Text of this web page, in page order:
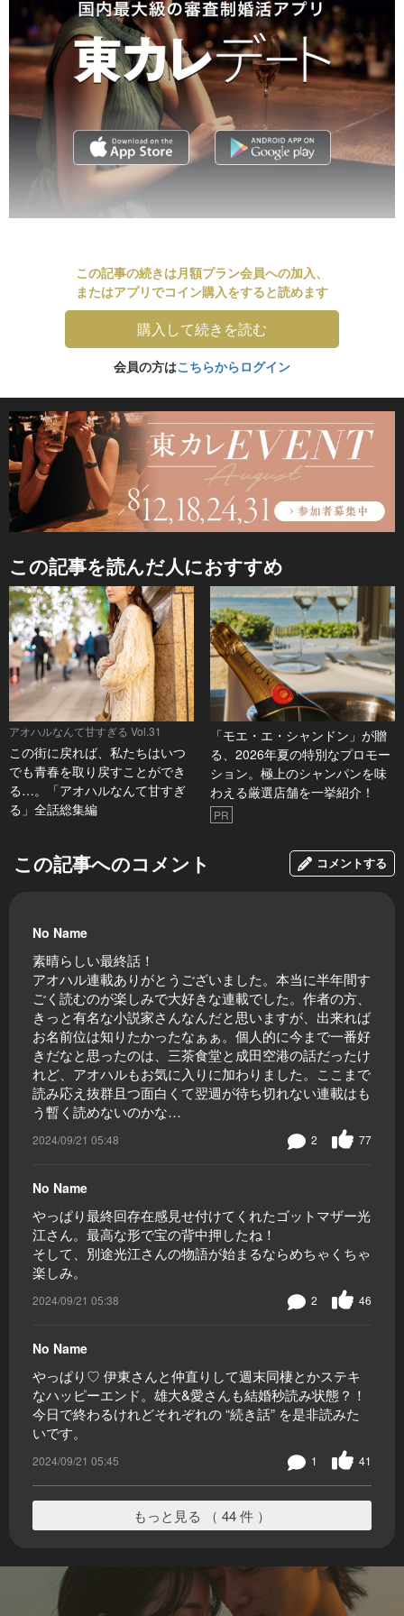
この記事の続きは月額プラン会員への加入、
またはアプリでコイン購入をすると読めます
購入して続きを読む
会員の方はこちらからログイン
この記事を読んだ人におすすめ
アオハルなんて甘すぎる Vol.31
この街に戻れば、私たちはいつ
でも青春を取り戻すことができ
る…。「アオハルなんて甘すぎ
る」全話総集編
「モエ・エ・シャンドン」が贈
る、2026年夏の特別なプロモー
ション。極上のシャンパンを味
わえる厳選店舗を一挙紹介！
PR
この記事へのコメント コメントする
No Name
素晴らしい最終話！
アオハル連載ありがとうございました。本当に半年間す
ごく読むのが楽しみで大好きな連載でした。作者の方、
きっと有名な小説家さんなんだと思いますが、出来れば
お名前位は知りたかったなぁぁ。個人的に今まで一番好
きだなと思ったのは、三茶食堂と成田空港の話だったけ
れど、アオハルもお気に入りに加わりました。ここまで
読み応え抜群且つ面白くて翌週が待ち切れない連載はも
う暫く読めないのかな…
2024/09/21 05:48 77
2
No Name
やっぱり最終回存在感見せ付けてくれたゴットマザー光
江さん。最高な形で宝の背中押したね！
そして、別途光江さんの物語が始まるならめちゃくちゃ
楽しみ。
2024/09/21 05:38 46
2
No Name
やっぱり♡ 伊東さんと仲直りして週末同棲とかステキ
なハッピーエンド。雄大&愛さんも結婚秒読み状態？！
今日で終わるけれどそれぞれの “続き話” を是非読みた
いです。
2024/09/21 05:45 41
1
もっと見る （ 44 件 ）